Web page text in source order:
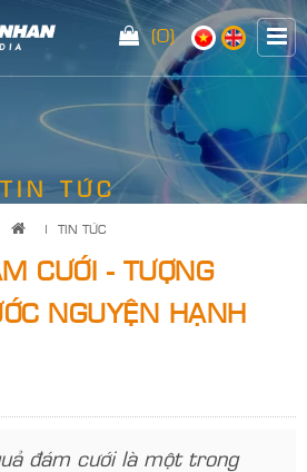
(0)
TIN TỨC
| TIN TỨC
CƯỚI - TƯỢNG
NGUYỆN HẠNH
đám cưới là một trong